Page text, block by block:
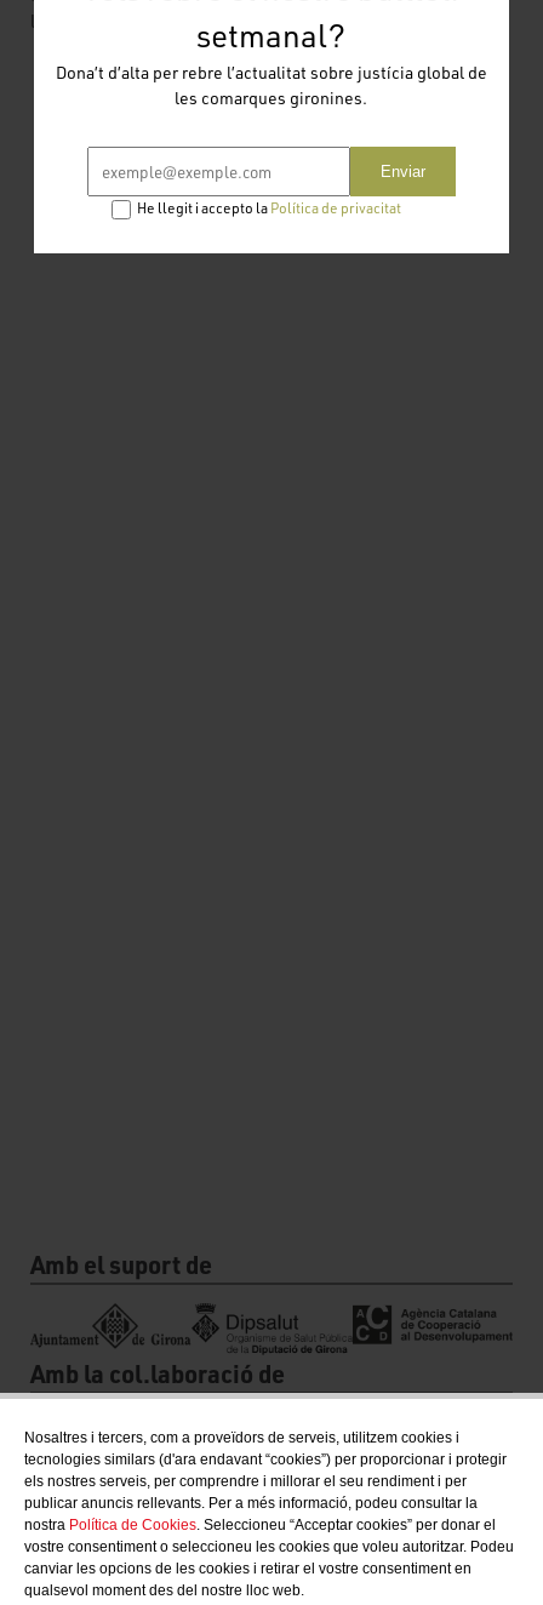
setmanal?
Dona’t d’alta per rebre l’actualitat sobre justícia global de
les comarques gironines.
Enviar
He llegit i accepto la Política de privacitat
Nosaltres i tercers, com a proveïdors de serveis, utilitzem cookies i
tecnologies similars (d'ara endavant “cookies”) per proporcionar i protegir
els nostres serveis, per comprendre i millorar el seu rendiment i per
publicar anuncis rellevants. Per a més informació, podeu consultar la
nostra Política de Cookies. Seleccioneu “Acceptar cookies” per donar el
vostre consentiment o seleccioneu les cookies que voleu autoritzar. Podeu
canviar les opcions de les cookies i retirar el vostre consentiment en
qualsevol moment des del nostre lloc web.
les quals són menors d’edat.
Amb el suport de
Amb la col.laboració de